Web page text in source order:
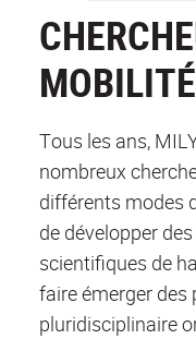
MOBILITÉ
Tous les ans,
nombreux
différents modes
de développer
scientifiques de
faire émerger des
pluridisciplinaire